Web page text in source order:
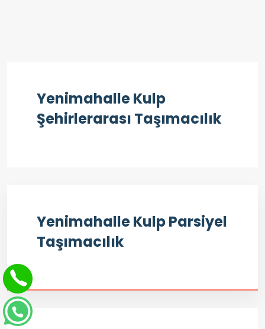
Yenimahalle Kulp
Şehirlerarası Taşımacılık
Yenimahalle Kulp Parsiyel
Taşımacılık